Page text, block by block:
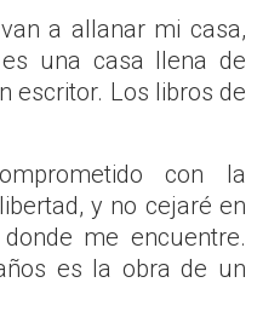
a allanar mi casa,
una casa llena de
escritor. Los libros de
con la
y no cejaré en
me encuentre.
es la obra de un